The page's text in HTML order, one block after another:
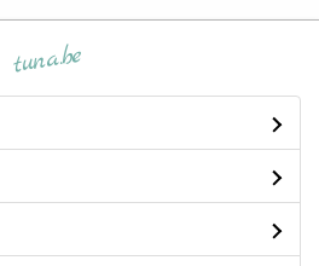
tuna.be